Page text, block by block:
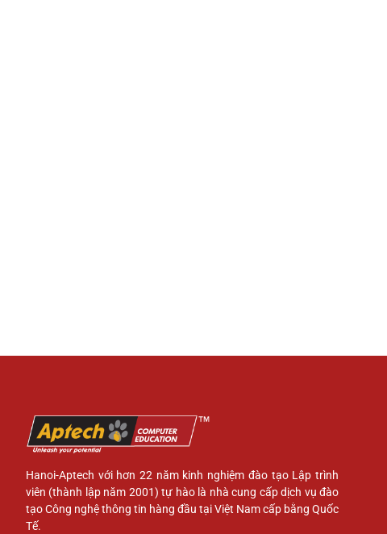
Hanoi-Aptech với hơn 22 năm kinh nghiệm đào tạo Lập trình
viên (thành lập năm 2001) tự hào là nhà cung cấp dịch vụ đào
tạo Công nghệ thông tin hàng đầu tại Việt Nam cấp bằng Quốc
Tế.